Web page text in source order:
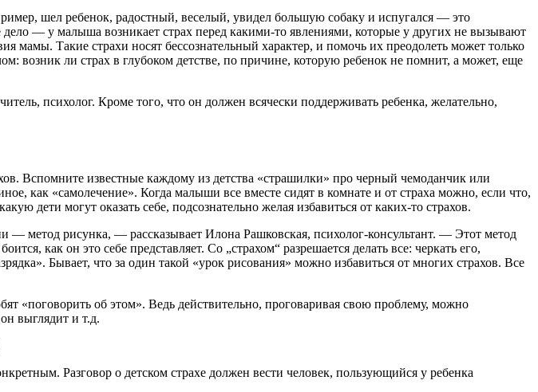
шел ребенок, радостный, веселый, увидел большую собаку и испугался — это
дело — у малыша возникает страх перед какими-то явлениями, которые у других не вызывают
Такие страхи носят бессознательный характер, и помочь их преодолеть может только
возник ли страх в глубоком детстве, по причине, которую ребенок не помнит, а может, еще
психолог. Кроме того, что он должен всячески поддерживать ребенка, желательно,
Вспомните известные каждому из детства «страшилки» про черный чемоданчик или
как «самолечение». Когда малыши все вместе сидят в комнате и от страха можно, если что,
дети могут оказать себе, подсознательно желая избавиться от каких-то страхов.
— метод рисунка, — рассказывает Илона Рашковская, психолог-консультант. — Этот метод
как он это себе представляет. Со „страхом“ разрешается делать все: черкать его,
Бывает, что за один такой «урок рисования» можно избавиться от многих страхов. Все
«поговорить об этом». Ведь действительно, проговаривая свою проблему, можно
выглядит и т.д.
Разговор о детском страхе должен вести человек, пользующийся у ребенка